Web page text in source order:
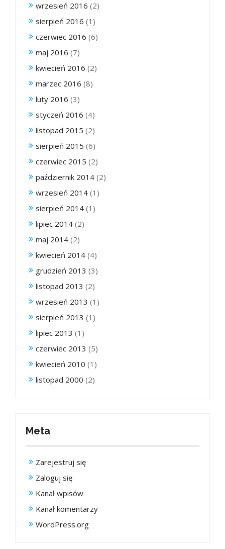
wrzesień 2016 (2)
sierpień 2016 (1)
czerwiec 2016 (6)
maj 2016 (7)
kwiecień 2016 (2)
marzec 2016 (8)
luty 2016 (3)
styczeń 2016 (4)
listopad 2015 (2)
sierpień 2015 (6)
czerwiec 2015 (2)
październik 2014 (2)
wrzesień 2014 (1)
sierpień 2014 (1)
lipiec 2014 (2)
maj 2014 (2)
kwiecień 2014 (4)
grudzień 2013 (3)
listopad 2013 (2)
wrzesień 2013 (1)
sierpień 2013 (1)
lipiec 2013 (1)
czerwiec 2013 (5)
kwiecień 2010 (1)
listopad 2000 (2)
Meta
Zarejestruj się
Zaloguj się
Kanał wpisów
Kanał komentarzy
WordPress.org